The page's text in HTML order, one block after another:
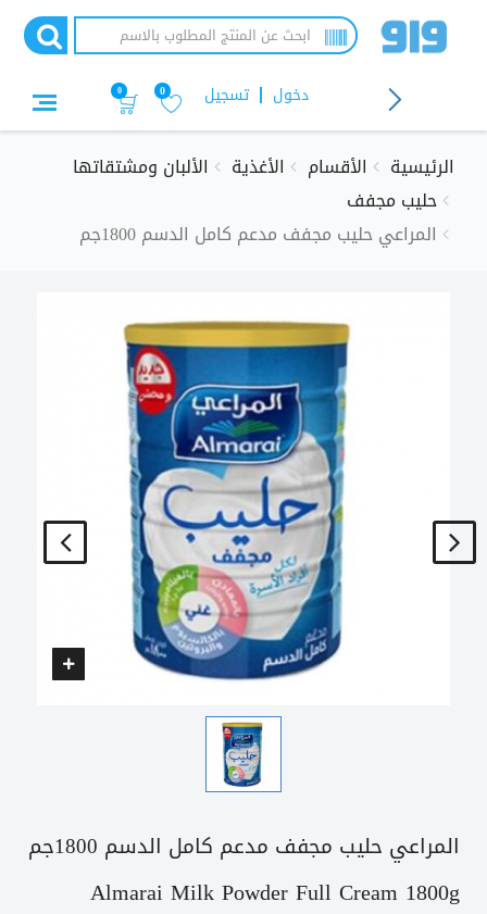
تسجيل دخول 0
0
الرئيسية الأقسام الأغذية
الألبان ومشتقاتها
حليب مجفف
المراعي حليب مجفف مدعم كامل الدسم 1800جم
المراعي حليب مجفف مدعم كامل الدسم 1800جم
Almarai Milk Powder Full Cream 1800g